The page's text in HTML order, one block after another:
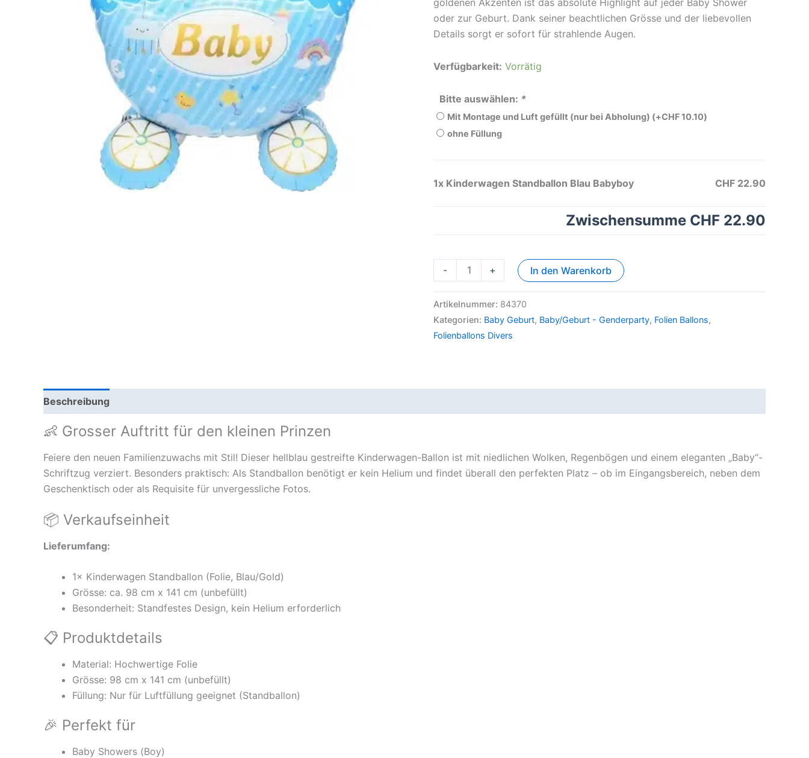
oder zur Geburt. Dank seiner beachtlichen Grösse und der liebevollen
Details sorgt er sofort für strahlende Augen.
Verfügbarkeit: Vorrätig
Bitte auswählen: *
Mit Montage und Luft gefüllt (nur bei Abholung) (+CHF10.10)
ohne Füllung
1x Kinderwagen Standballon Blau Babyboy CHF 22.90
Zwischensumme CHF 22.90
- + In den Warenkorb
Artikelnummer: 84370
Kategorien: Baby Geburt, Baby/Geburt - Genderparty, Folien Ballons,
Folienballons Divers
Beschreibung
👶 Grosser Auftritt für den kleinen Prinzen
Feiere den neuen Familienzuwachs mit Stil! Dieser hellblau gestreifte Kinderwagen-Ballon ist mit niedlichen Wolken, Regenbögen und einem eleganten „Baby“-
Schriftzug verziert. Besonders praktisch: Als Standballon benötigt er kein Helium und findet überall den perfekten Platz – ob im Eingangsbereich, neben dem
Geschenktisch oder als Requisite für unvergessliche Fotos.
📦 Verkaufseinheit
Lieferumfang:
1× Kinderwagen Standballon (Folie, Blau/Gold)
Grösse: ca. 98 cm x 141 cm (unbefüllt)
Besonderheit: Standfestes Design, kein Helium erforderlich
📋 Produktdetails
Material: Hochwertige Folie
Grösse: 98 cm x 141 cm (unbefüllt)
Füllung: Nur für Luftfüllung geeignet (Standballon)
🎉 Perfekt für
Baby Showers (Boy)